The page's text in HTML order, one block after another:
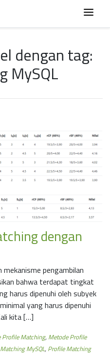
dengan tag:
MySQL
dengan
pengambilan
bahwa terdapat tingkat
harus dipenuhi oleh subyek
yang harus dipenuhi
kita […]
Profile Matching, Metode Profile
MySQL, Profile Matching